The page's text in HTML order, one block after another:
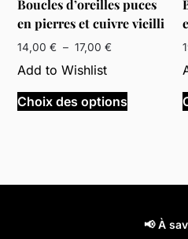
la
page
Boucles d’oreilles puces
en pierres et cuivre vieilli
14,00€ – 17,00€
14,00 €
à
Add to Wishlist
Choix des optionsproduit
Les
peuvent
📢 À